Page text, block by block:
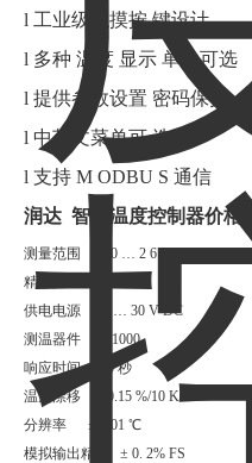
l 工业级触摸按 键设计
l 多种 温度 显示 单位可选
l 提供参数设置 密码保护
l 中英文菜单可 选
l 支持 M ODBU S 通信
润达 智能温度控制器价格
测量范围
- 50 … 2 6 0 ℃
精 度 ≤ ± 0. 5 ℃
供电电源 12 … 30 V DC
测温器件 PT1000
响应时间 ≤ 5 秒
温度漂移 ± 0.15 %/10 K
分辨率 ± 0.01 ℃
模拟输出精度 ± 0. 2% FS